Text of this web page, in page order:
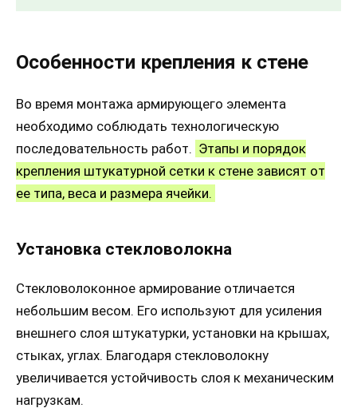
Особенности крепления к стене
Во время монтажа армирующего элемента
необходимо соблюдать технологическую
последовательность работ. Этапы и порядок
крепления штукатурной сетки к стене зависят от
ее типа, веса и размера ячейки.
Установка стекловолокна
Стекловолоконное армирование отличается
небольшим весом. Его используют для усиления
внешнего слоя штукатурки, установки на крышах,
стыках, углах. Благодаря стекловолокну
увеличивается устойчивость слоя к механическим
нагрузкам.